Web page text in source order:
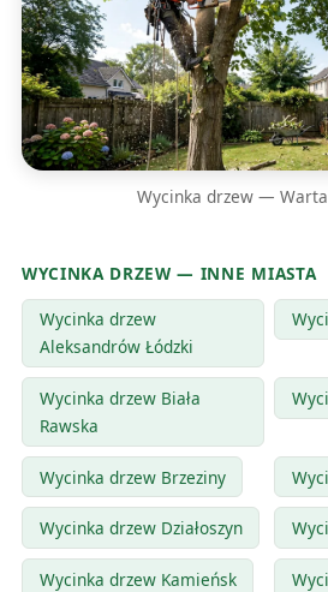
Wycinka drzew —
WYCINKA DRZEW — INNE MIASTA
Wycinka drzew
Aleksandrów Łódzki
Wycinka drzew Biała
Rawska
Wycinka drzew Brzeziny
Wycinka drzew Działoszyn
Wycinka drzew Kamieńsk